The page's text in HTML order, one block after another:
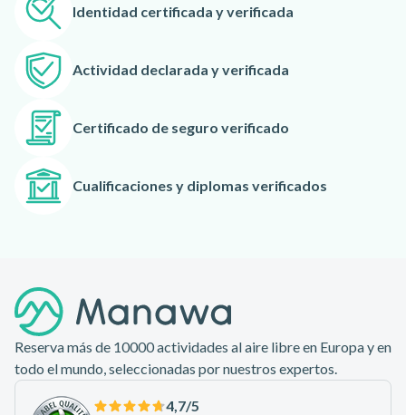
mantenimiento para mantener sus motos de nieve en
perfecto estado.
Identidad certificada y verificada
Actividad declarada y verificada
Certificado de seguro verificado
Cualificaciones y diplomas verificados
Reserva más de 10000 actividades al aire libre en Europa y en
todo el mundo, seleccionadas por nuestros expertos.
4,7/5